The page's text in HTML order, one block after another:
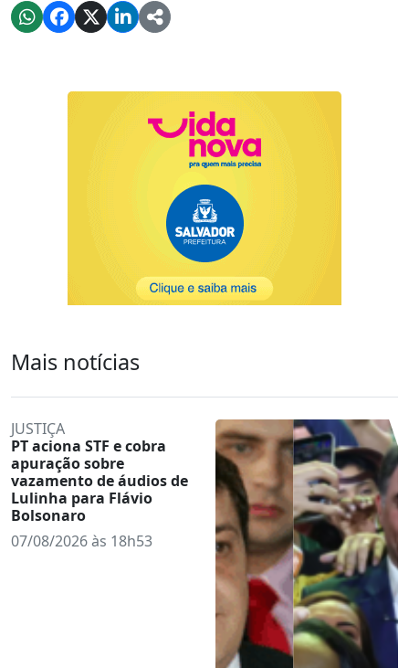
Mais notícias
JUSTIÇA
PT aciona STF e cobra
apuração sobre
vazamento de áudios de
Lulinha para Flávio
Bolsonaro
07/08/2026 às 18h53